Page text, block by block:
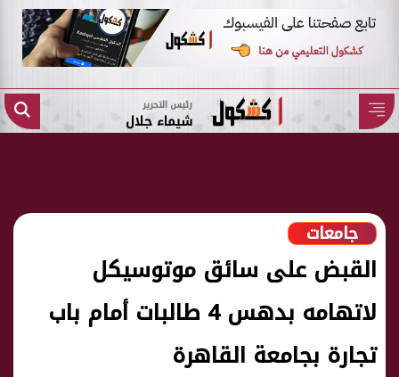
رئيس التحرير
شيماء جلال
جامعات
القبض على سائق موتوسيكل
لاتهامه بدهس 4 طالبات أمام باب
تجارة بجامعة القاهرة